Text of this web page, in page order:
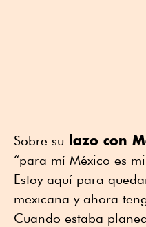
Sobre su lazo con
“para mí México es
Estoy aquí para
mexicana y ahora
Cuando estaba